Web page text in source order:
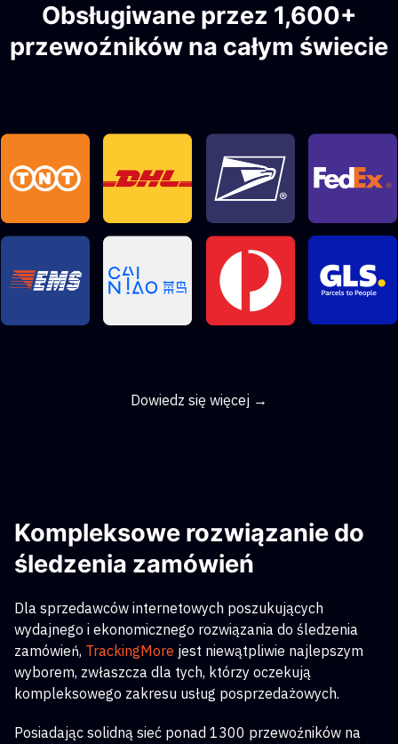
Obsługiwane przez 1,600+
przewoźników na całym świecie
Dowiedz się więcej →
Kompleksowe rozwiązanie do
śledzenia zamówień
Dla sprzedawców internetowych poszukujących
wydajnego i ekonomicznego rozwiązania do śledzenia
zamówień, TrackingMore jest niewątpliwie najlepszym
wyborem, zwłaszcza dla tych, którzy oczekują
kompleksowego zakresu usług posprzedażowych.
Posiadając solidną sieć ponad 1300 przewoźników na